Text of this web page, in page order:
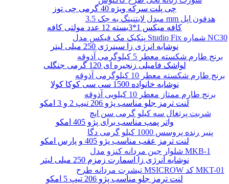
مبدل لایتنینگ به جک 3.5 mm هدفون اپل
پنکیک مک فیکس مدل Studio Fix شماره NC30
برنج طارم شکسته معطر 5 کیلوگرمی آذوقه
برنج طارم شکسته معطر 10 کیلوگرمی آذوقه
برنج طارم ممتاز معطر 10 کیلویی آذوقه
شربت پرتغال سه کیلو گرمی سن ایچ
پنیر رنده پروسس 1000 کیلو گرمی دگا
شلوار جین مردانه کنزو مدل MKB-1
تیشرت مردانه طرح MSICROW کد MKT-01
چی پلت سرکه ویژه 40 گرمی چی توز
کافه میکس 1*3بسته 12 عدد مولتی کافه
نوشابه انرژی زا سینرژی 250 میلی لیتر
لواشک فامیلی زنجیره ای 120 گرمی جنگلی
نوشابه خانواده 1500 سی سی کوکا کولا
لنت ترمز جلو مناسب پژو 206 تیپ 2 و 3 امکو
واتر پمپ مناسب برای پژو 405 امکو
لنت ترمز عقب مناسب پژو 405 و پارس امکو
نوشابه انرژی زا اسمارت زمزم 250 میلی لیتر
لنت ترمز جلو مناسب پژو 206 تیپ 5 امکو